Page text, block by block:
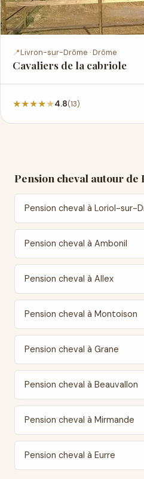
📍Livron-sur-Drôme · Drôme
Cavaliers de la cabriole
★★★★★4.8(13)
Pension cheval autour
Pension cheval à Loriol-sur-
Pension cheval à Ambonil
Pension cheval à Allex
Pension cheval à Montoison
Pension cheval à Grane
Pension cheval à Beauvallon
Pension cheval à Mirmande
Pension cheval à Eurre